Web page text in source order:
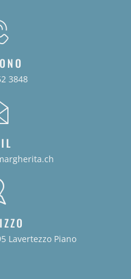
3848
Lavertezzo Piano